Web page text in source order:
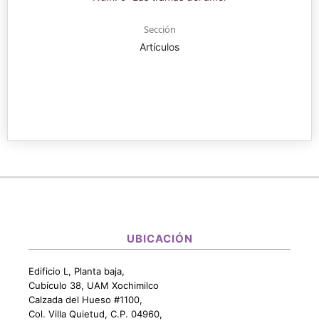
Sección
Artículos
UBICACIÓN
Edificio L, Planta baja,
Cubículo 38, UAM Xochimilco
Calzada del Hueso #1100,
Col. Villa Quietud, C.P. 04960,